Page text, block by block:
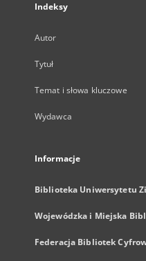
Indeksy
Autor
Tytuł
Temat i słowa kluczowe
Wydawca
Informacje
Biblioteka Uniwersytetu
Wojewódzka i Miejska
Federacja Bibliotek